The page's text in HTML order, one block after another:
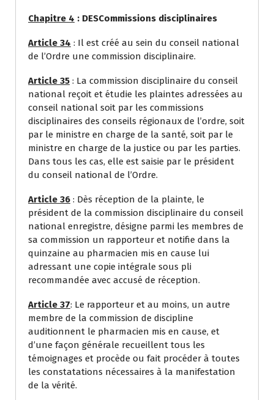
Chapitre 4 : DESCommissions disciplinaires
Article 34 : Il est créé au sein du conseil national
de l’Ordre une commission disciplinaire.
Article 35 : La commission disciplinaire du conseil
national reçoit et étudie les plaintes adressées au
conseil national soit par les commissions
disciplinaires des conseils régionaux de l’ordre, soit
par le ministre en charge de la santé, soit par le
ministre en charge de la justice ou par les parties.
Dans tous les cas, elle est saisie par le président
du conseil national de l’Ordre.
Article 36 : Dès réception de la plainte, le
président de la commission disciplinaire du conseil
national enregistre, désigne parmi les membres de
sa commission un rapporteur et notifie dans la
quinzaine au pharmacien mis en cause lui
adressant une copie intégrale sous pli
recommandée avec accusé de réception.
Article 37: Le rapporteur et au moins, un autre
membre de la commission de discipline
auditionnent le pharmacien mis en cause, et
d’une façon générale recueillent tous les
témoignages et procède ou fait procéder à toutes
les constatations nécessaires à la manifestation
de la vérité.